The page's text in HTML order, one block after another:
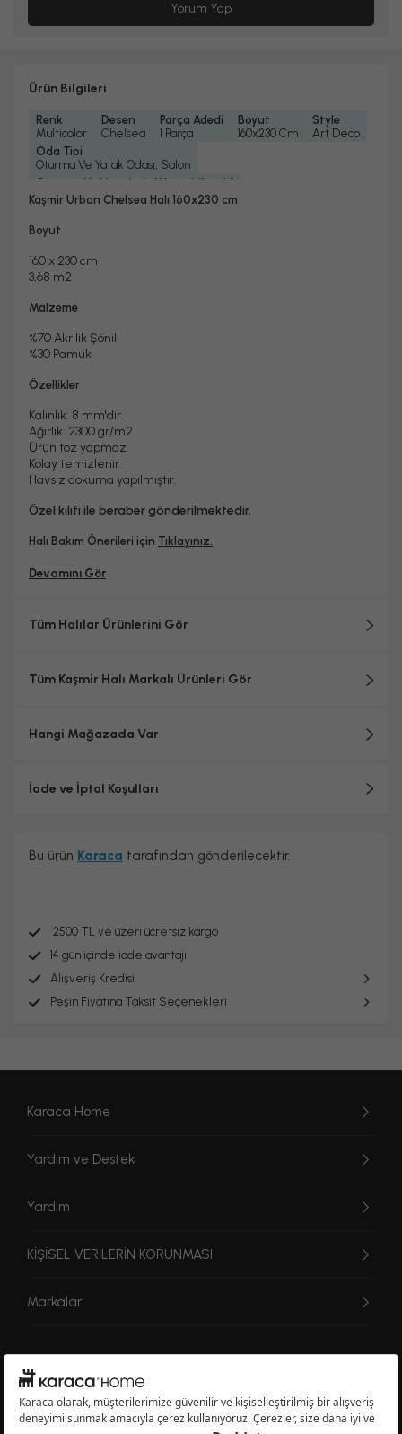
Yorum Yap
Ürün Bilgileri
Renk
Multicolor
Desen
Chelsea
Parça Adedi
1 Parça
Boyut
160x230 Cm
Style
Art Deco
Oda Tipi
Oturma Ve Yatak Odası, Salon
Çamaşır Makinesinde Yıkanabilir mi ?
Evet
Evet
3, 68
Kaşmir Urban Chelsea Halı 160x230 cm
Boyut
160 x 230 cm
3,68 m2
Malzeme
%70 Akrilik Şönil
%30 Pamuk
Özellikler
Kalınlık: 8 mm'dir.
Ağırlık: 2300 gr/m2
Ürün toz yapmaz.
Kolay temizlenir.
Havsız dokuma yapılmıştır.
Özel kılıfı ile beraber gönderilmektedir.
Halı Bakım Önerileri için Tıklayınız.
Devamını Gör
Tüm Halılar Ürünlerini Gör
Tüm Kaşmir Halı Markalı Ürünleri Gör
Hangi Mağazada Var
İade ve İptal Koşulları
Bu ürün Karaca tarafından gönderilecektir.
2500 TL ve üzeri ücretsiz kargo
14 gün içinde iade avantajı
Alışveriş Kredisi
Peşin Fiyatına Taksit Seçenekleri
Karaca Home
Yardım ve Destek
Yardım
KİŞİSEL VERİLERİN KORUNMASI
Markalar